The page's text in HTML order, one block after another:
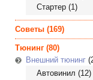
Стартер (1)
Советы (169)
Тюнинг (80)
Внешний тюнинг
Автовинил (12)